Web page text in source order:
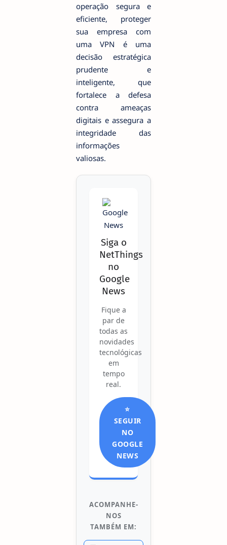
operação segura e
eficiente, proteger
sua empresa com
uma VPN é uma
decisão estratégica
prudente e
inteligente, que
fortalece a defesa
contra ameaças
digitais e assegura a
integridade das
informações
valiosas.
Siga o
NetThings
no
Google
News
Fique a
par de
todas as
novidades
tecnológicas
em
tempo
real.
⭐
SEGUIR
NO
GOOGLE
NEWS
ACOMPANHE-
NOS
TAMBÉM EM: